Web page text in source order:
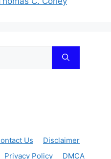
Us
Disclaimer
Privacy Policy DMCA